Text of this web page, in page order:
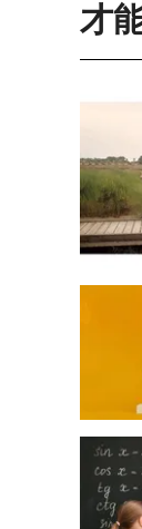
才